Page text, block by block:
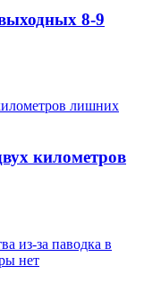
8-9
километров